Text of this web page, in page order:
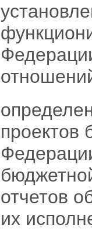
проектов
отчетов
их